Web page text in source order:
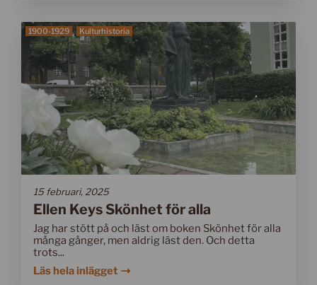
1900-1929 Kulturhistoria
15 februari, 2025
Ellen Keys Skönhet för alla
Jag har stött på och läst om boken Skönhet för alla
många gånger, men aldrig läst den. Och detta
trots...
Läs hela inlägget